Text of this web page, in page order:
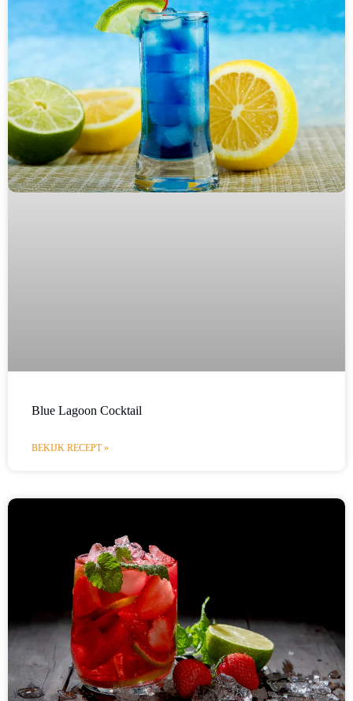
Blue Lagoon Cocktail
BEKIJK RECEPT »